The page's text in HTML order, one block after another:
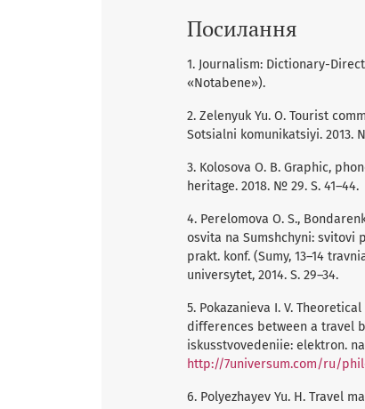
Посилання
1. Journalism: Dictionary-
«Notabene»).
2. Zelenyuk Yu. O. Tourist
Sotsialni komunikatsiyi. 2013. №
3. Kolosova O. B. Graphic,
heritage. 2018. № 29. S. 41–44.
4. Perelomova O. S.,
osvita na Sumshchyni: svitovi
prakt. konf. (Sumy, 13–14
universytet, 2014. S. 29–34.
5. Pokazanieva I. V.
differences between a travel
iskusstvovedeniie: elektron.
http://7universum.com/ru/
6. Polyezhayev Yu. H. Travel